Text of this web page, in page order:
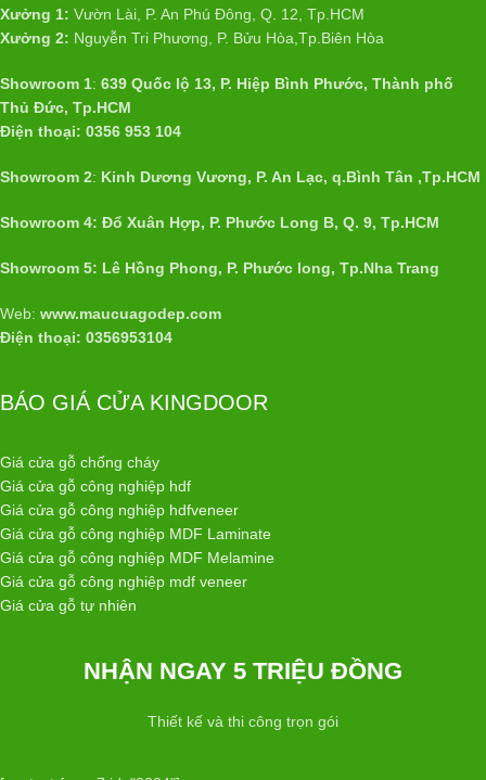
Xưởng 1: Vườn Lài, P. An Phú Đông, Q. 12, Tp.HCM
Xưởng 2: Nguyễn Tri Phương, P. Bửu Hòa,Tp.Biên Hòa
Showroom 1: 639 Quốc lộ 13, P. Hiệp Bình Phước, Thành phố
Thủ Đức, Tp.HCM
Điện thoại: 0356 953 104
Showroom 2: Kinh Dương Vương, P. An Lạc, q.Bình Tân ,Tp.HCM
Showroom 4: Đổ Xuân Hợp, P. Phước Long B, Q. 9, Tp.HCM
Showroom 5: Lê Hồng Phong, P. Phước long, Tp.Nha Trang
Web: www.maucuagodep.com
Điện thoại: 0356953104
BÁO GIÁ CỬA KINGDOOR
Giá cửa gỗ chống cháy
Giá cửa gỗ công nghiệp hdf
Giá cửa gỗ công nghiệp hdfveneer
Giá cửa gỗ công nghiệp MDF Laminate
Giá cửa gỗ công nghiệp MDF Melamine
Giá cửa gỗ công nghiệp mdf veneer
Giá cửa gỗ tự nhiên
NHẬN NGAY 5 TRIỆU ĐỒNG
Thiết kế và thi công trọn gói